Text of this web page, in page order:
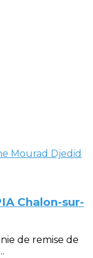
Chalon-sur-
de remise de